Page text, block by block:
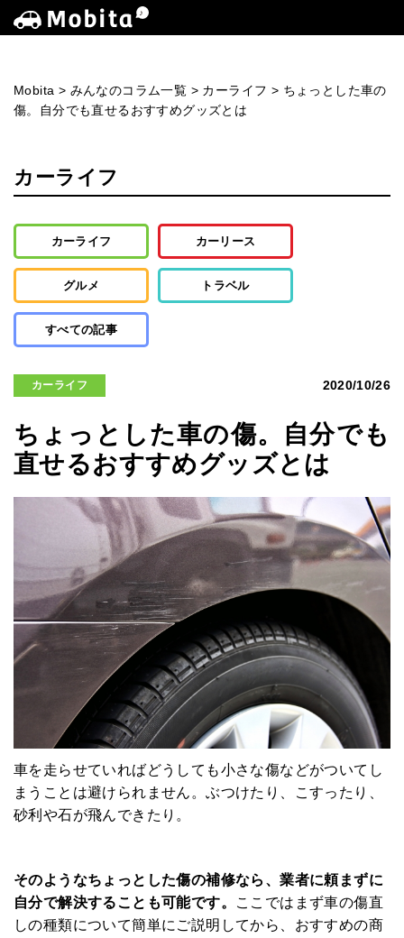
Mobita > みんなのコラム一覧 > カーライフ > ちょっとした車の
傷。自分でも直せるおすすめグッズとは
カーライフ
カーライフ カーリース
グルメ トラベル
すべての記事
カーライフ 2020/10/26
ちょっとした車の傷。自分でも
直せるおすすめグッズとは
車を走らせていればどうしても小さな傷などがついてし
まうことは避けられません。ぶつけたり、こすったり、
砂利や石が飛んできたり。
そのようなちょっとした傷の補修なら、業者に頼まずに
自分で解決することも可能です。
ここではまず車の傷直
しの種類について簡単にご説明してから、おすすめの商